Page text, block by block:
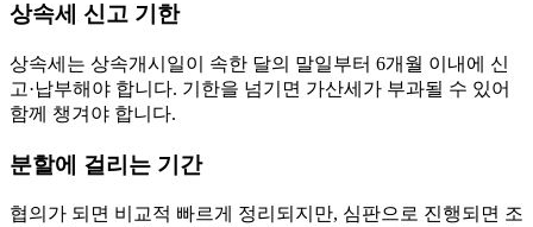
상속세 신고 기한
상속세는 상속개시일이 속한 달의 말일부터 6개월 이내에 신
고·납부해야 합니다. 기한을 넘기면 가산세가 부과될 수 있어
함께 챙겨야 합니다.
분할에 걸리는 기간
협의가 되면 비교적 빠르게 정리되지만, 심판으로 진행되면 조